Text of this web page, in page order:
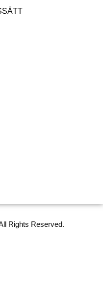
Rights Reserved.